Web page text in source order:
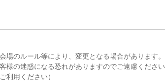
のルール等により、変更となる場合があります。
の迷惑になる恐れがありますのでご遠慮ください
利用ください）